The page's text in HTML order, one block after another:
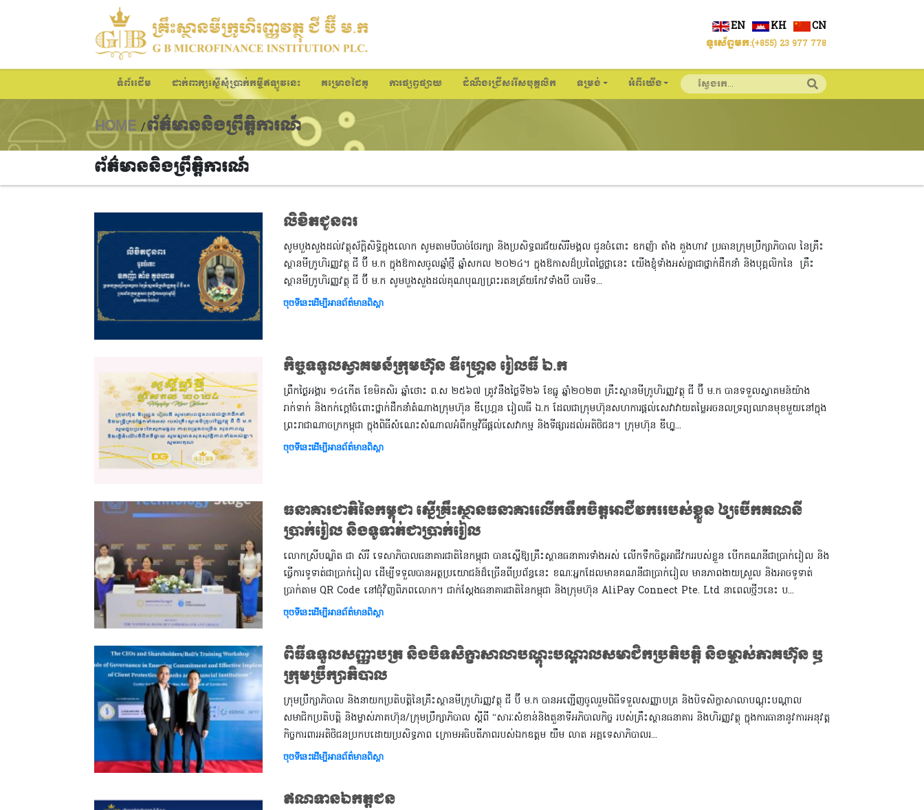
EN KH CN
ទូរស័ព្ទមក:(+855) 23 977 778
ទំព័រដើម ដាក់ពាក្សស្នើសុំប្រាក់កម្ចីឥឡូវនេះ គម្រោងដៃគូ ការផ្សព្វផ្សាយ ដំណឹងជ្រើសរើសបុគ្គលិក ទម្រង់ អំពីយើង
HOME /ព័ត៌មាននិងព្រឹត្តិការណ៍
ព័ត៌មាននិងព្រឹត្តិការណ៍
លិខិតជូនពរ
សូមបួងសួងដល់វត្ថុស័ក្តិសិទ្ធិក្នុងលោក សូមតាមបីបាច់ថែរក្សា និងប្រសិទ្ធពរជ័យសិរីមង្គល ជូនចំពោះ ឧកញ៉ា តាំង គួងហាវ ប្រធានក្រុមប្រឹក្សាភិបាល នៃគ្រឹះ
ស្ថានមីក្រូហិរញ្ញវត្ថុ ជី ប៊ី ម.ក ក្នុងឱកាសចូលឆ្នាំថ្មី ឆ្នាំសកល​ ២០២៤។ ​ក្នុងឱកាសដ៏ប្រពៃថ្លៃថ្លានេះ យើងខ្ញុំទាំងអស់គ្នាជាថ្នាក់ដឹកនាំ និងបុគ្គលិកនៃ គ្រឹះ
ស្ថានមីក្រូហិរញ្ញវត្ថុ ជី ប៊ី ម.ក សូមបួងសួងដល់គុណបុណ្យព្រះរតនត្រ័យកែវទាំងបី បារមីទ...
ចុចទីនេះដើម្បីអានព័ត៌មានពិស្តា
កិច្ចទទួលស្វាគមន៍ក្រុមហ៊ុន ឌីហ្គ្រេន រៀលធី ឯ.ក
ព្រឹកថ្ងៃអង្គារ ១៤កើត ខែមិគសិរ ឆ្នាំថោះ ព.ស ២៥៦៧ ត្រូវនឹងថ្ងៃទី២៦​ ខែធ្នូ ឆ្នាំ២០២៣ គ្រឹះស្ថានមីក្រូហិរញ្ញវត្ថុ ជី ប៊ី​ ម.ក បានទទួលស្វាគមន៍យ៉ាង
រាក់ទាក់ និងកក់ក្តៅចំពោះថ្នាក់ដឹកនាំតំណាងក្រុមហ៊ុន ឌីហ្គ្រេន រៀលធី ឯ.ក ដែលជាក្រុមហ៊ុនសហការផ្តល់សេវាវាយតម្លៃអចនលទ្រព្យឈានមុខមួយនៅក្នុង
ព្រះរាជាណាចក្រកម្ពុជា ក្នុងពិធីសំណេះសំណាលអំពីកម្មវិធីផ្តល់សេវាកម្ម និងទីផ្សារដល់អតិថិជន។ ក្រុមហ៊ុន ឌីហ្គ្...
ចុចទីនេះដើម្បីអានព័ត៌មានពិស្តា
ធនាគារជាតិនៃកម្ពុជា ស្នើគ្រឹះស្ថានធនាគារលើកទឹកចិត្តអាជីវកររបស់ខ្លួន ឲ្យបើកគណនី
ប្រាក់រៀល និងទូទាត់ជាប្រាក់រៀល
លោកស្រីបណ្ឌិត ជា សិរី ទេសាភិបាលធនាគារជាតិនៃកម្ពុជា បានស្នើឱ្យគ្រឹះស្ថានធនាគារទាំងអស់ លើកទឹកចិត្តអាជីវកររបស់ខ្លួន បើកគណនីជាប្រាក់រៀល និង
ធ្វើការទូទាត់ជាប្រាក់រៀល ដើម្បីទទួលបានអត្ថប្រយោជន៍ដ៏ច្រើនពីប្រព័ន្ធនេះ ខណៈអ្នកដែលមានគណនីជាប្រាក់រៀល មានភាពងាយស្រួល និងអាចទូទាត់
ប្រាក់តាម QR Code នៅជុំវិញពិភពលោក។ ជាក់ស្ដែងធនាគារជាតិនៃកម្ពុជា និងក្រុមហ៊ុន AliPay Connect Pte. Ltd នាពេលថ្មីៗនេះ ប...
ចុចទីនេះដើម្បីអានព័ត៌មានពិស្តា
ពិធីទទួលសញ្ញាបត្រ និងបិទសិក្ខាសាលាបណ្តុះបណ្តាលសមាជិកប្រតិបត្តិ និងម្ចាស់ភាគហ៊ុន ឫ
ក្រុមប្រឹក្សាភិបាល
ក្រុមប្រឹក្សាភិបាល និងនាយកប្រតិបត្តិនៃគ្រឹះស្ថានមីក្រូហិរញ្ញវត្ថុ ជី ប៊ី ម.ក បានអញ្ជើញចូលរួមពិធីទទួលសញ្ញាបត្រ និងបិទសិក្ខាសាលាបណ្តុះបណ្តាល
សមាជិកប្រតិបត្តិ និងម្ចាស់ភាគហ៊ុន/ក្រុមប្រឹក្សាភិបាល ស្តីពី “សារៈសំខាន់និងតួនាទីអភិបាលកិច្ច របស់គ្រឹះស្ថានធនាគារ និងហិរញ្ញវត្ថុ ក្នុងការធានានូវការអនុវត្ត
កិច្ចការពារអតិថិជនប្រកបដោយប្រសិទ្ធភាព ក្រោមអធិបតីភាពរបស់ឯកឧត្តម យឹម លាត អគ្គទេសាភិបាលរ...
ចុចទីនេះដើម្បីអានព័ត៌មានពិស្តា
ឥណទានឯកត្តជន